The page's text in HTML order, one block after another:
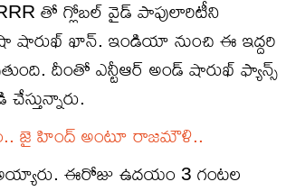
తో గ్లోబల్ వైడ్ పాపులారిటీని
షారుఖ్ ఖాన్. ఇండియా నుంచి ఈ ఇద్దరి
దీంతో ఎన్టీఆర్ అండ్ షారుఖ్ ఫ్యాన్స్
జై హింద్ అంటూ రాజమౌళి..
ఈరోజు ఉదయం 3 గంటల